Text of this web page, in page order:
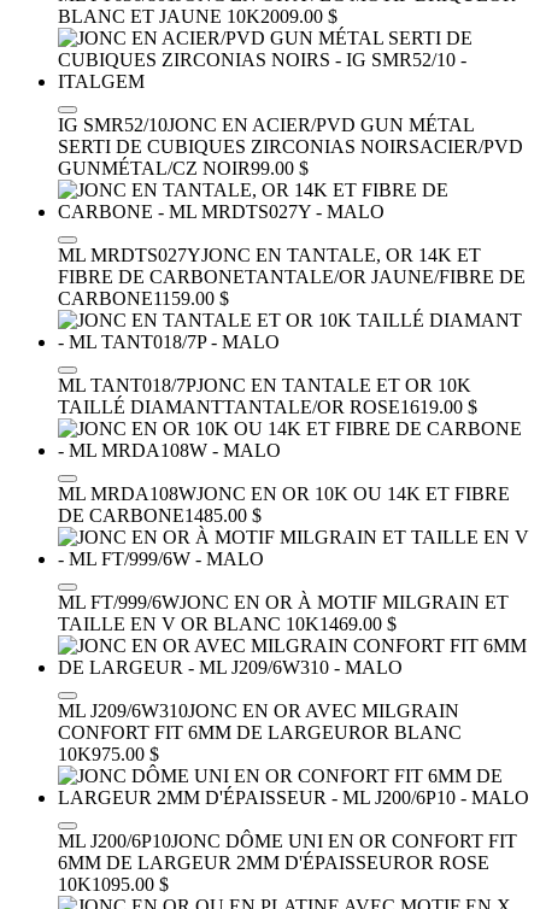
BLANC ET JAUNE 10K2009.00 $
IG SMR52/10JONC EN ACIER/PVD GUN MÉTAL
SERTI DE CUBIQUES ZIRCONIAS NOIRSACIER/PVD
GUNMÉTAL/CZ NOIR99.00 $
ML MRDTS027YJONC EN TANTALE, OR 14K ET
FIBRE DE CARBONETANTALE/OR JAUNE/FIBRE DE
CARBONE1159.00 $
ML TANT018/7PJONC EN TANTALE ET OR 10K
TAILLÉ DIAMANTTANTALE/OR ROSE1619.00 $
ML MRDA108WJONC EN OR 10K OU 14K ET FIBRE
DE CARBONE1485.00 $
ML FT/999/6WJONC EN OR À MOTIF MILGRAIN ET
TAILLE EN V OR BLANC 10K1469.00 $
ML J209/6W310JONC EN OR AVEC MILGRAIN
CONFORT FIT 6MM DE LARGEUROR BLANC
10K975.00 $
ML J200/6P10JONC DÔME UNI EN OR CONFORT FIT
6MM DE LARGEUR 2MM D'ÉPAISSEUROR ROSE
10K1095.00 $